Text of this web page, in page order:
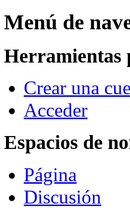
Menú de
Herramientas
Crear una
Acceder
Espacios de
Página
Discusión